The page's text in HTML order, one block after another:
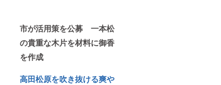
市が活用策を公募 一本松
の貴重な木片を材料に御香
を作成
高田松原を吹き抜ける爽や